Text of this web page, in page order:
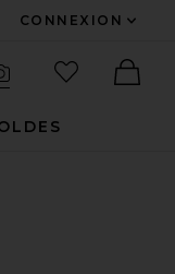
CONNEXION
Recherche
Articles